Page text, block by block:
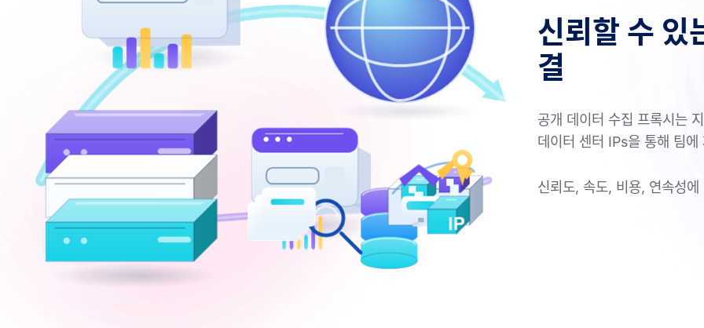
신뢰할 수 있
결
공개 데이터 수집 프록시는
데이터 센터 IPs을 통해 팀
신뢰도, 속도, 비용, 연속성